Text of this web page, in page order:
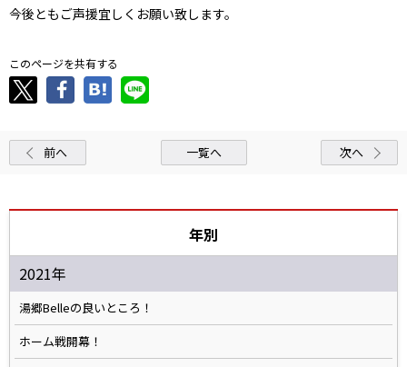
今後ともご声援宜しくお願い致します。
このページを共有する
前へ 一覧へ 次へ
年別
2021年
湯郷Belleの良いところ！
ホーム戦開幕！